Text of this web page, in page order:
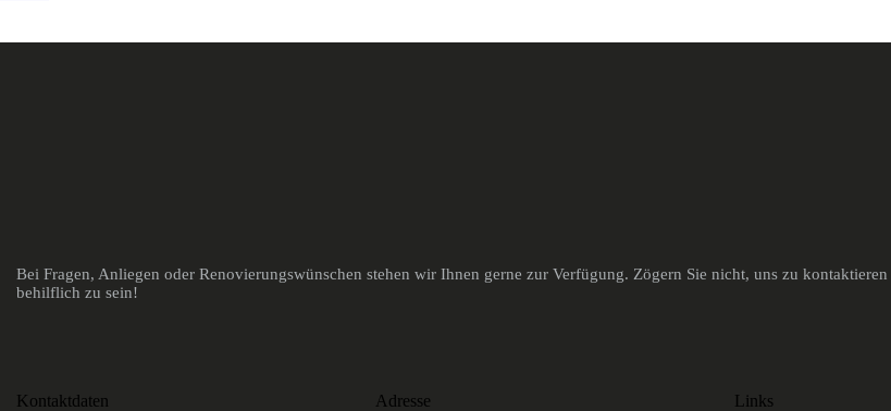
Bei Fragen, Anliegen oder Renovierungswünschen stehen wir Ihnen gerne zur Verfügung. Zögern Sie nicht, uns zu
behilflich zu sein!
Kontaktdaten Adresse Links